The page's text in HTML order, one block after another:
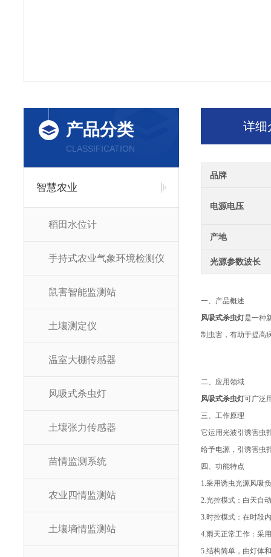
产品分类
CLASSIFICATION
智慧农业
稻田水位计
手持式农业气象环境检测仪
鼠害智能监测站
土壤测定仪
温室大棚传感器
风吸式杀虫灯
土壤张力传感器
苗情监测系统
农业四情监测站
土壤墒情监测站
详细
品牌
电源电压
产地
光源参数波长
一、产品概述
风吸式杀虫灯是一种
制虫害，有助于提高
二、应用领域
风吸式杀虫灯可广泛
三、工作原理
它运用光波引诱害虫
给予电源，引诱害虫
四、功能特点
1.采用诱虫光源风吸
2.光控模式：白天自
3.时控模式：在时段
4.雨天正常工作：采
5.结构简单，由灯体